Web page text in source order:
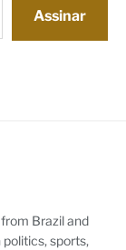
Assinar
Brazil and
sports,